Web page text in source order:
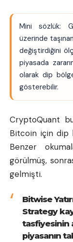
Mini sözlük:
üzerinde
değiştirdiğini
piyasada
olarak dip
gösterebilir.
CryptoQuant
Bitcoin için dip
Benzer
görülmüş,
gelmişti.
Bitwise
Strategy
tasfiyesinin
piyasanın